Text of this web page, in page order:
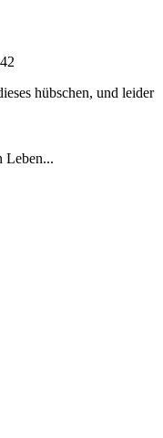
hübschen, und leider
Leben...